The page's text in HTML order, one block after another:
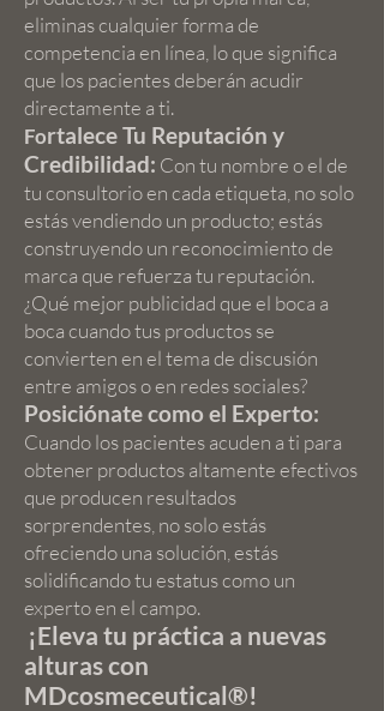
eliminas cualquier forma de
competencia en línea, lo que significa
que los pacientes deberán acudir
directamente a ti.
Fortalece Tu Reputación y
Credibilidad: Con tu nombre o el de
tu consultorio en cada etiqueta, no solo
estás vendiendo un producto; estás
construyendo un reconocimiento de
marca que refuerza tu reputación.
¿Qué mejor publicidad que el boca a
boca cuando tus productos se
convierten en el tema de discusión
entre amigos o en redes sociales?
Posiciónate como el Experto:
Cuando los pacientes acuden a ti para
obtener productos altamente efectivos
que producen resultados
sorprendentes, no solo estás
ofreciendo una solución, estás
solidificando tu estatus como un
experto en el campo.
¡Eleva tu práctica a nuevas
alturas con
MDcosmeceutical®!